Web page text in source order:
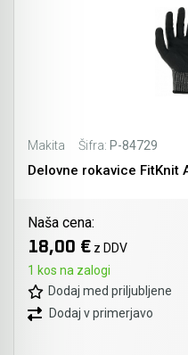
Makita Šifra: P-84729
Delovne rokavice FitKnit
Naša cena:
18,00 € z DDV
1 kos na zalogi
Dodaj med priljubljene
Dodaj v primerjavo
Akumulatorski vezalci in
Akumulatorski čistilniki